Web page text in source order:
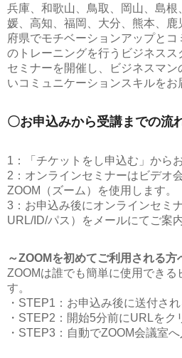
兵庫、和歌山、鳥取、岡山、島
媛、高知、福岡、大分、熊本、
府県でモチベーションアップと
のトレーニングを行うビジネスス
セミナーを開催し、ビジネスマ
いコミュニケーションスキルをお
〇お申込みから受講までの流
1：「チケットをし申込む」から
2：オンラインセミナーはビデオ
ZOOM（ズーム）を使用します。
3：お申込み後にオンラインセミ
URL/ID/パス）をメールにてご案
～ZOOMを初めてご利用される方
ZOOMは誰でも簡単に使用できる
す。
・STEP1：お申込み後に送付さ
・STEP2：開始5分前にURLをク
・STEP3：自動でZOOM会議室